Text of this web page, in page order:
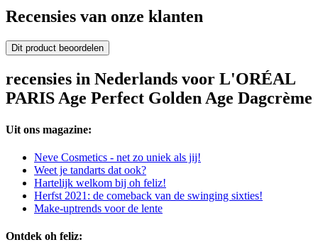
Recensies van onze klanten
Dit product beoordelen
recensies in Nederlands voor L'ORÉAL
PARIS Age Perfect Golden Age Dagcrème
Uit ons magazine:
Neve Cosmetics - net zo uniek als jij!
Weet je tandarts dat ook?
Hartelijk welkom bij oh feliz!
Herfst 2021: de comeback van de swinging sixties!
Make-uptrends voor de lente
Ontdek oh feliz: